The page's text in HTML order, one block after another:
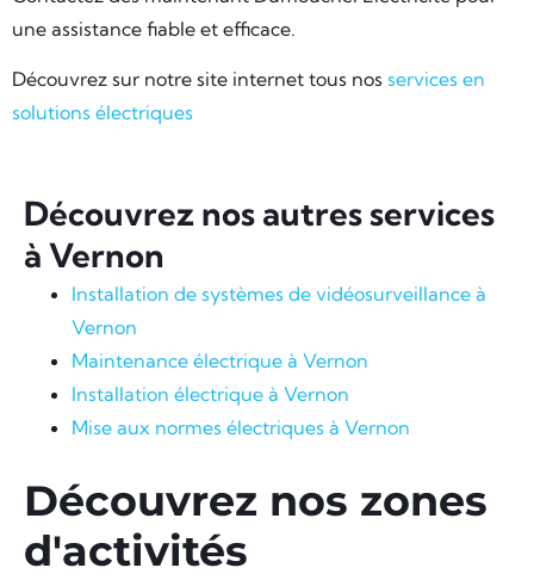
une assistance fiable et efficace.
Découvrez sur notre site internet tous nos services en
solutions électriques
Découvrez nos autres services
à Vernon
Installation de systèmes de vidéosurveillance à
Vernon
Maintenance électrique à Vernon
Installation électrique à Vernon
Mise aux normes électriques à Vernon
Découvrez nos zones
d'activités